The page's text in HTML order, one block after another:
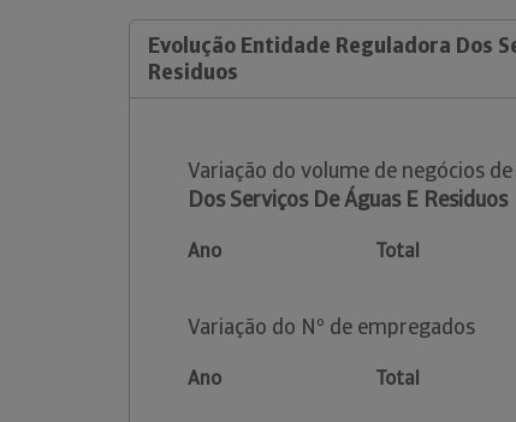
Evolução Entidade Reguladora Dos
Residuos
Variação do volume de negócios de
Dos Serviços De Águas E Residuos
Ano Total
Variação do Nº de empregados
Ano Total